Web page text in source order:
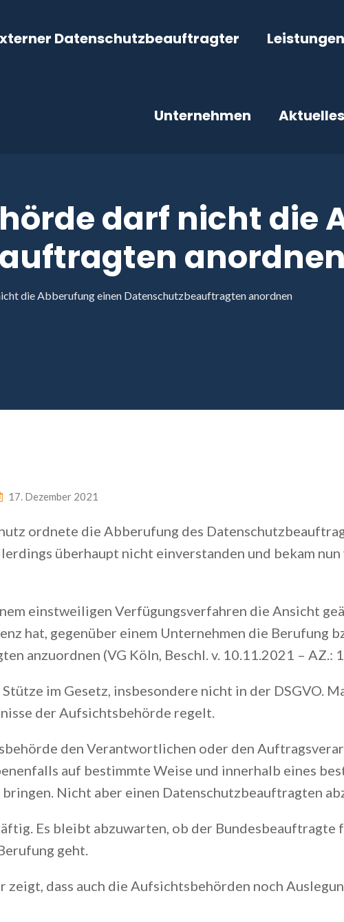
Datenschutzbeauftragter Leistungen
Unternehmen Aktuelles
darf nicht die
anordnen
die Abberufung einen Datenschutzbeauftragten anordnen
17. Dezember 2021
ordnete die Abberufung des
überhaupt nicht einverstanden und bekam
einstweiligen Verfügungsverfahren die Ansicht
hat, gegenüber einem Unternehmen die Berufung
anzuordnen (VG Köln, Beschl. v. 10.11.2021 – AZ.:
im Gesetz, insbesondere nicht in der DSGVO.
der Aufsichtsbehörde regelt.
den Verantwortlichen oder den
auf bestimmte Weise und innerhalb eines
Nicht aber einen Datenschutzbeauftragten
Es bleibt abzuwarten, ob der Bundesbeauftragte
geht.
zeigt, dass auch die Aufsichtsbehörden noch